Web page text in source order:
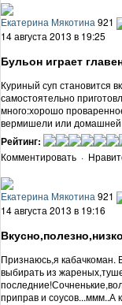
Екатерина Мякотина 921
14 августа 2013 в 19:25
Бульон играет
Куриный суп становится
самостоятельно
много:хорошо
вермишели или
Рейтинг:
Комментировать ·
Екатерина Мякотина 921
14 августа 2013 в 19:16
Признаюсь,я
выбирать из
приправ и соусов...ммм..А